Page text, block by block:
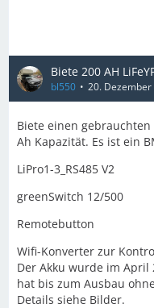
Biete 200 AH
bl550 20.
Biete einen gebrauchten
Ah Kapazität. Es ist ein
LiPro1-3_RS485 V2
greenSwitch 12/500
Remotebutton
Wifi-Konverter zur
Der Akku wurde im
hat bis zum Ausbau
Details siehe Bilder.